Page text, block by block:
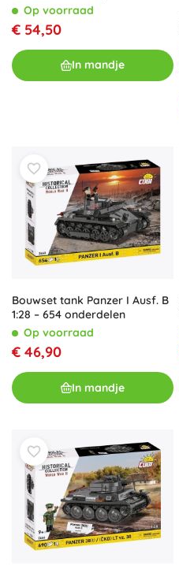
Op voorraad
€ 54,50
In mandje
Bouwset tank Panzer I Ausf. B
1:28 – 654 onderdelen
Op voorraad
€ 46,90
In mandje